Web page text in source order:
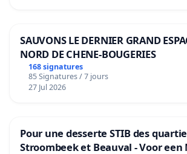
SAUVONS LE DERNIER GRAND
NORD DE CHENE-BOUGERIES
168 signatures
85 Signatures / 7 jours
27 Jul 2026
Pour une desserte STIB des
Stroombeek et Beauval - Voor een